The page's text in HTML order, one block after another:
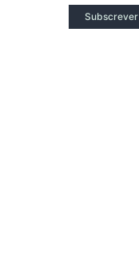
Subscrever